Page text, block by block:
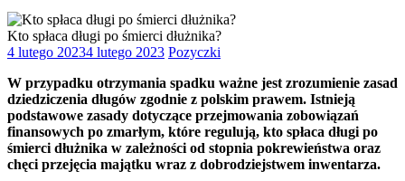
Kto spłaca długi po śmierci dłużnika?
4 lutego 20234 lutego 2023 Pozyczki
W przypadku otrzymania spadku ważne jest zrozumienie zasad
dziedziczenia długów zgodnie z polskim prawem. Istnieją
podstawowe zasady dotyczące przejmowania zobowiązań
finansowych po zmarłym, które regulują, kto spłaca długi po
śmierci dłużnika w zależności od stopnia pokrewieństwa oraz
chęci przejęcia majątku wraz z dobrodziejstwem inwentarza.